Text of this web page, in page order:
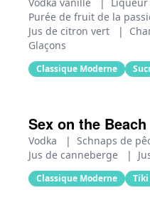
Purée de fruit de la
Jus de citron vert
|
Glaçons
Classique Moderne
Sex on the Beach
Vodka | Schnaps de
Jus de canneberge
|
Classique Moderne Tiki